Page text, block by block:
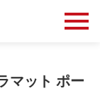
マット ポー